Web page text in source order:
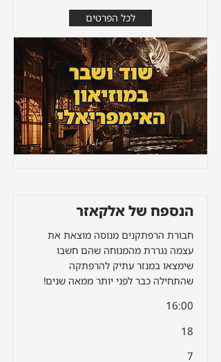
לכל הפרטים
הנספח של אלקאזר
חבורת הרפתקנים מנוסה מוצאת את
עצמה נגררת מהמנוחה שהם חשבו
שימצאו במנזר עתיק להרפתקה
שהתחילה כבר לפני יותר ממאה שנים!
16:00
18
7